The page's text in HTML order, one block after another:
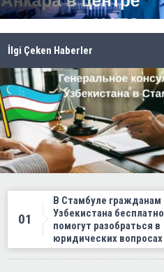
İlgi Çeken Haberler
01
В Стамбуле гражданам
Узбекистана бесплатно
помогут разобраться в
юридических вопросах